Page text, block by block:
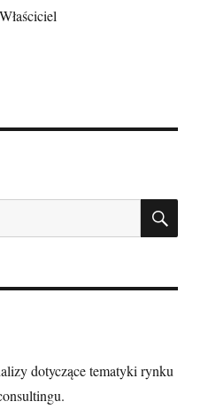
dotyczące tematyki rynku